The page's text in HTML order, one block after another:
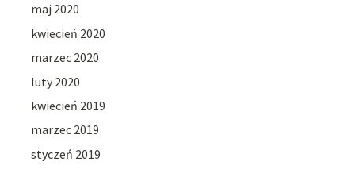
maj 2020
kwiecień 2020
marzec 2020
luty 2020
kwiecień 2019
marzec 2019
styczeń 2019